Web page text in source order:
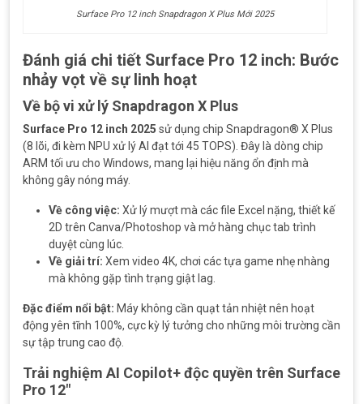
Surface Pro 12 inch Snapdragon X Plus Mới 2025
Đánh giá chi tiết Surface Pro 12 inch: Bước
nhảy vọt về sự linh hoạt
Về bộ vi xử lý Snapdragon X Plus
Surface Pro 12 inch 2025 sử dụng chip Snapdragon® X Plus
(8 lõi, đi kèm NPU xử lý AI đạt tới 45 TOPS). Đây là dòng chip
ARM tối ưu cho Windows, mang lại hiệu năng ổn định mà
không gây nóng máy.
Về công việc: Xử lý mượt mà các file Excel nặng, thiết kế
2D trên Canva/Photoshop và mở hàng chục tab trình
duyệt cùng lúc.
Về giải trí: Xem video 4K, chơi các tựa game nhẹ nhàng
mà không gặp tình trạng giật lag.
Đặc điểm nổi bật: Máy không cần quạt tản nhiệt nên hoạt
động yên tĩnh 100%, cực kỳ lý tưởng cho những môi trường cần
sự tập trung cao độ.
Trải nghiệm AI Copilot+ độc quyền trên Surface
Pro 12"